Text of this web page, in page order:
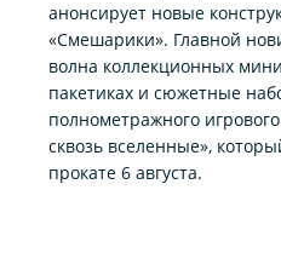
анонсирует новые
«Смешарики». Главной
волна коллекционных
пакетиках и сюжетные
полнометражного
сквозь вселенные»,
прокате 6 августа.